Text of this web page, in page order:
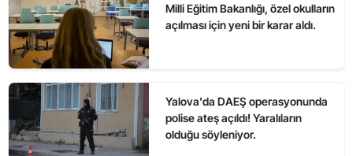
Milli Eğitim Bakanlığı, özel okulların
açılması için yeni bir karar aldı.
Yalova'da DAEŞ operasyonunda
polise ateş açıldı! Yaralıların
olduğu söyleniyor.